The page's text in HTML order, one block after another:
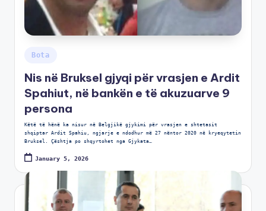
Bota
Nis në Bruksel gjyqi për vrasjen e Ardit
Spahiut, në bankën e të akuzuarve 9
persona
Këtë të hënë ka nisur në Belgjikë gjykimi për vrasjen e shtetasit
shqiptar Ardit Spahiu, ngjarje e ndodhur më 27 nëntor 2020 në kryeqytetin
Bruksel. Çështja po shqyrtohet nga Gjykata…
January 5, 2026